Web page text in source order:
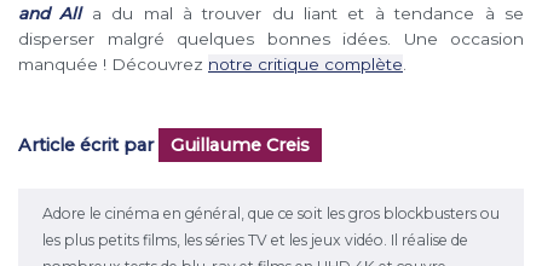
and Alla du mal à trouver du liant et à tendance à se
disperser malgré quelques bonnes idées. Une occasion
manquée ! Découvrez notre critique complète.
Article écrit par Guillaume Creis
Adore le cinéma en général, que ce soit les gros blockbusters ou
les plus petits films, les séries TV et les jeux vidéo. Il réalise de